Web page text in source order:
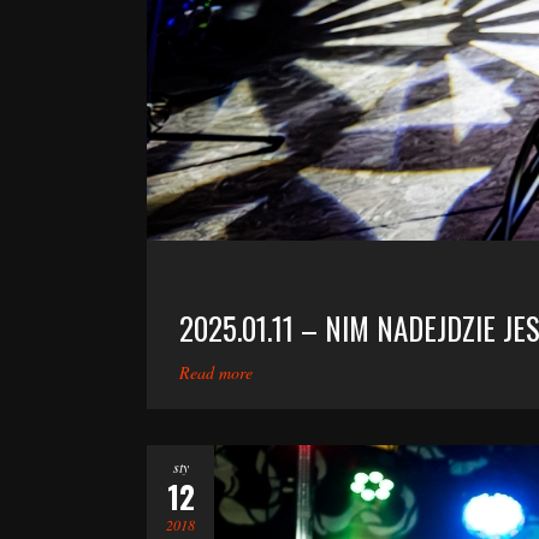
2025.01.11 – NIM NADEJDZIE
Read more
sty
12
2018